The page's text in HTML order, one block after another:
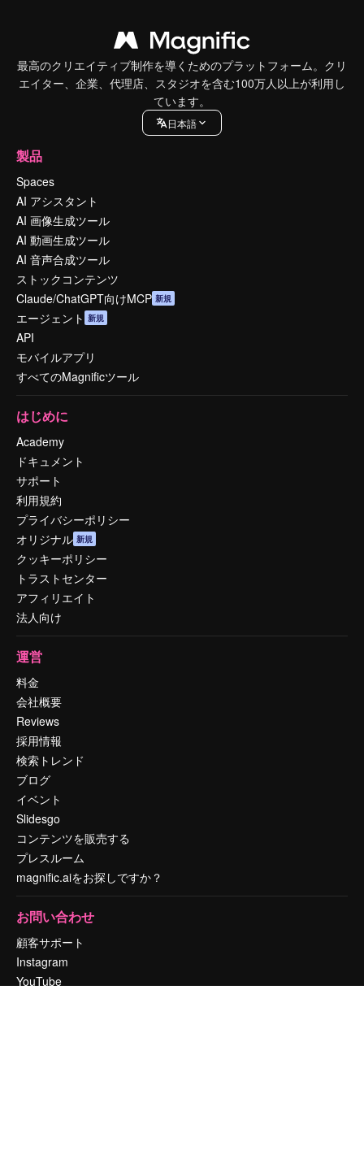
最高のクリエイティブ制作を導くためのプラットフォーム。クリ
エイター、企業、代理店、スタジオを含む100万人以上が利用し
ています。
日本語
製品
Spaces
AI アシスタント
AI 画像生成ツール
AI 動画生成ツール
AI 音声合成ツール
ストックコンテンツ
Claude/ChatGPT向けMCP 新規
エージェント 新規
API
モバイルアプリ
すべてのMagnificツール
はじめに
Academy
ドキュメント
サポート
利用規約
プライバシーポリシー
オリジナル 新規
クッキーポリシー
トラストセンター
アフィリエイト
法人向け
運営
料金
会社概要
Reviews
採用情報
検索トレンド
ブログ
イベント
Slidesgo
コンテンツを販売する
プレスルーム
magnific.aiをお探しですか？
お問い合わせ
顧客サポート
Instagram
YouTube